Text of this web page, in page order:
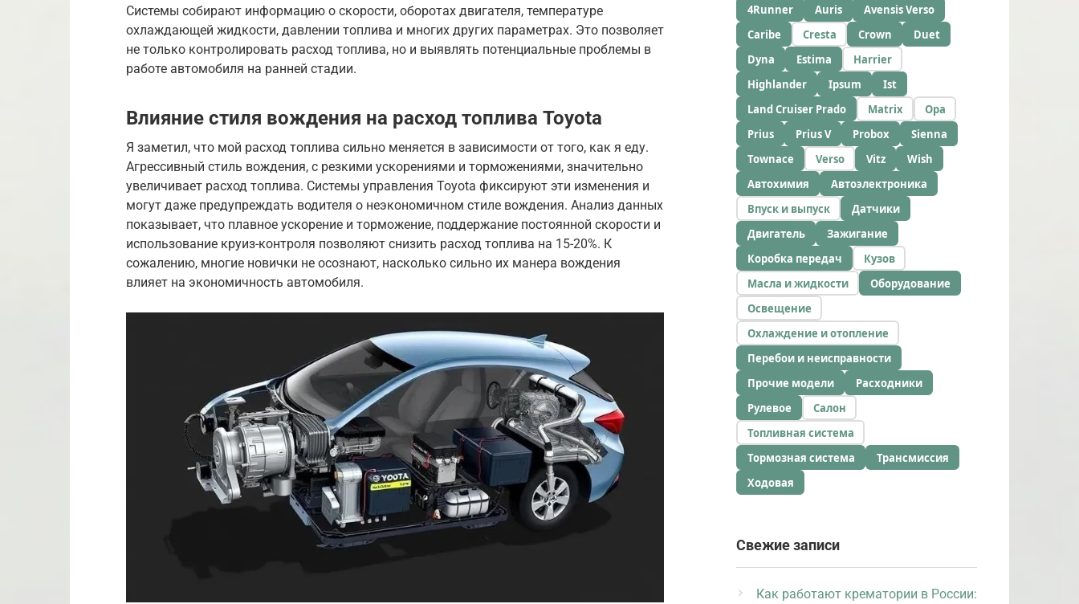
Системы собирают информацию о скорости, оборотах двигателя, температуре
охлаждающей жидкости, давлении топлива и многих других параметрах. Это позволяет
не только контролировать расход топлива, но и выявлять потенциальные проблемы в
работе автомобиля на ранней стадии.
Влияние стиля вождения на расход топлива Toyota
Я заметил, что мой расход топлива сильно меняется в зависимости от того, как я еду.
Агрессивный стиль вождения, с резкими ускорениями и торможениями, значительно
увеличивает расход топлива. Системы управления Toyota фиксируют эти изменения и
могут даже предупреждать водителя о неэкономичном стиле вождения. Анализ данных
показывает, что плавное ускорение и торможение, поддержание постоянной скорости и
использование круиз-контроля позволяют снизить расход топлива на 15-20%. К
сожалению, многие новички не осознают, насколько сильно их манера вождения
влияет на экономичность автомобиля.
4Runner Auris
Avensis Verso
Caribe
Cresta Crown
Duet
Dyna
Estima
Harrier
Highlander
Ipsum
Ist
Land Cruiser Prado
Matrix
Opa
Prius
Prius V Probox
Sienna
Townace
Verso Vitz
Wish
Автохимия
Автоэлектроника
Впуск и выпуск
Датчики
Двигатель
Зажигание
Коробка передач
Кузов
Масла и жидкости
Оборудование
Освещение
Охлаждение и отопление
Перебои и неисправности
Прочие модели
Расходники
Рулевое
Салон
Топливная система
Тормозная система
Трансмиссия
Ходовая
Свежие записи
Как работают крематории в России: